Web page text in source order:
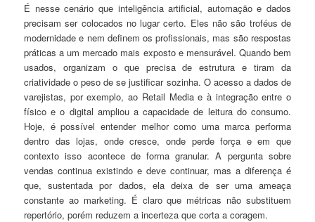
É nesse cenário que inteligência artificial, automação e dados
precisam ser colocados no lugar certo. Eles não são troféus de
modernidade e nem definem os profissionais, mas são respostas
práticas a um mercado mais exposto e mensurável. Quando bem
usados, organizam o que precisa de estrutura e tiram da
criatividade o peso de se justificar sozinha. O acesso a dados de
varejistas, por exemplo, ao Retail Media e à integração entre o
físico e o digital ampliou a capacidade de leitura do consumo.
Hoje, é possível entender melhor como uma marca performa
dentro das lojas, onde cresce, onde perde força e em que
contexto isso acontece de forma granular. A pergunta sobre
vendas continua existindo e deve continuar, mas a diferença é
que, sustentada por dados, ela deixa de ser uma ameaça
constante ao marketing. É claro que métricas não substituem
repertório, porém reduzem a incerteza que corta a coragem.